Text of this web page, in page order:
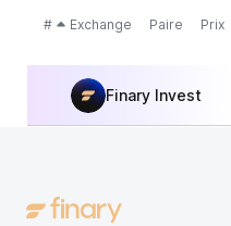
# Exchange Paire Prix
Finary Invest